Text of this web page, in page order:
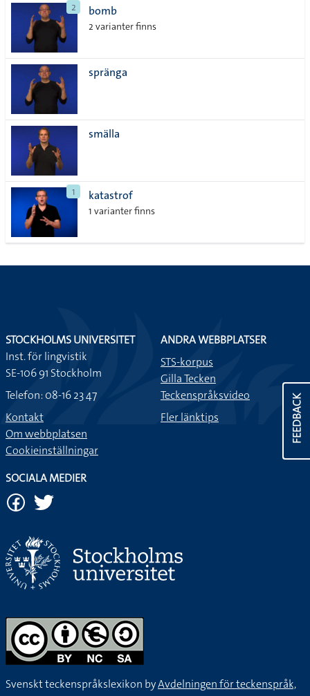
2 bomb
2 varianter finns
spränga
smälla
1 katastrof
1 varianter finns
FEEDBACK
STOCKHOLMS UNIVERSITET
Inst. för lingvistik
SE-106 91 Stockholm
Telefon: 08-16 23 47
Kontakt
Om webbplatsen
Cookieinställningar
ANDRA WEBBPLATSER
STS-korpus
Gilla Tecken
Teckenspråksvideo
Fler länktips
SOCIALA MEDIER
Svenskt teckenspråkslexikon byAvdelningen för teckenspråk,